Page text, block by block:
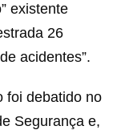
existente
26
acidentes”.
foi debatido no
Segurança e,